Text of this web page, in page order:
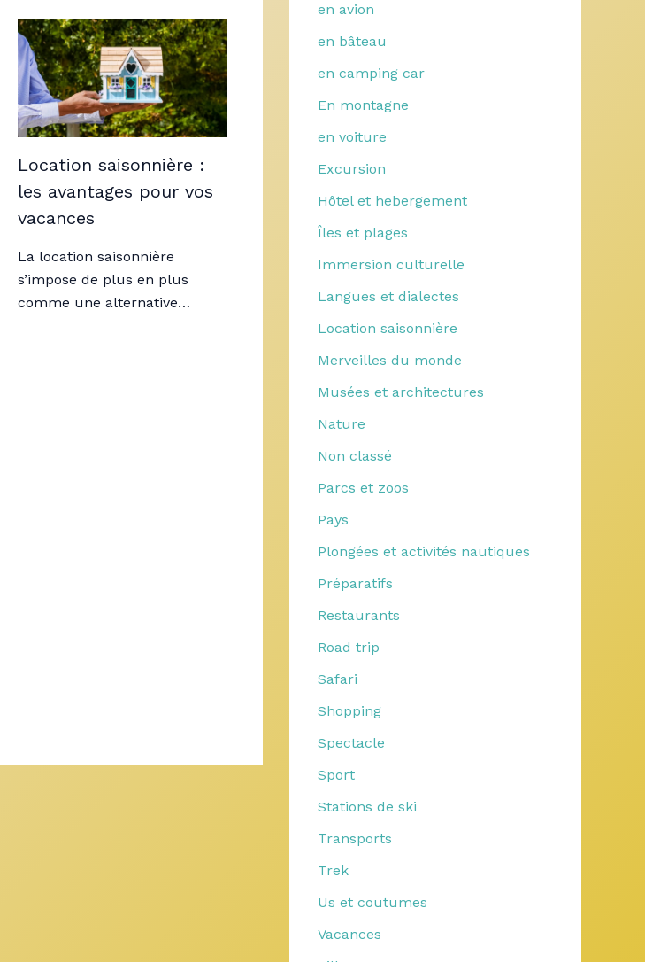
Location saisonnière :
les avantages pour vos
vacances
La location saisonnière
s’impose de plus en plus
comme une alternative…
en avion
en bâteau
en camping car
En montagne
en voiture
Excursion
Hôtel et hebergement
Îles et plages
Immersion culturelle
Langues et dialectes
Location saisonnière
Merveilles du monde
Musées et architectures
Nature
Non classé
Parcs et zoos
Pays
Plongées et activités nautiques
Préparatifs
Restaurants
Road trip
Safari
Shopping
Spectacle
Sport
Stations de ski
Transports
Trek
Us et coutumes
Vacances